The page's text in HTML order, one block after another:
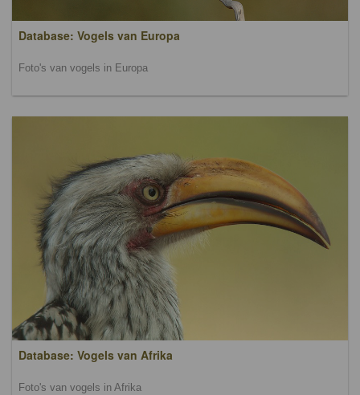
Database: Vogels van Europa
Foto's van vogels in Europa
Database: Vogels van Afrika
Foto's van vogels in Afrika